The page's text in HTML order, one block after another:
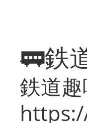
🚃鉄
鉄道